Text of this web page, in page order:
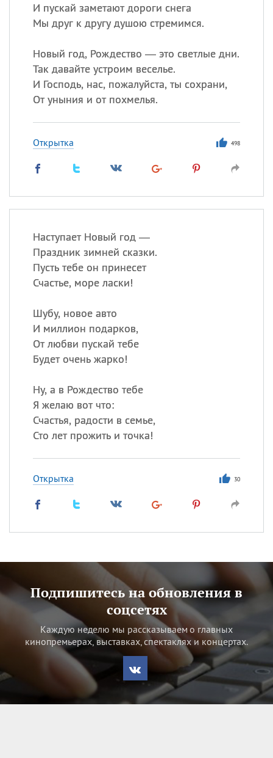
И пускай заметают дороги снега
Мы друг к другу душою стремимся.
Новый год, Рождество — это светлые дни.
Так давайте устроим веселье.
И Господь, нас, пожалуйста, ты сохрани,
От уныния и от похмелья.
Открытка 498
Наступает Новый год —
Праздник зимней сказки.
Пусть тебе он принесет
Счастье, море ласки!
Шубу, новое авто
И миллион подарков,
От любви пускай тебе
Будет очень жарко!
Ну, а в Рождество тебе
Я желаю вот что:
Счастья, радости в семье,
Сто лет прожить и точка!
Открытка 30
Подпишитесь на обновления в
соцсетях
Каждую неделю мы рассказываем о главных
кинопремьерах, выставках, спектаклях и концертах.